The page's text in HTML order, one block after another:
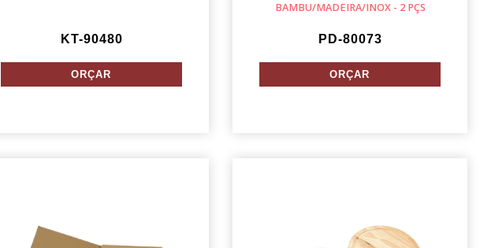
KT-90480
BAMBU/MADEIRA/INOX - 2 PÇS
PD-80073